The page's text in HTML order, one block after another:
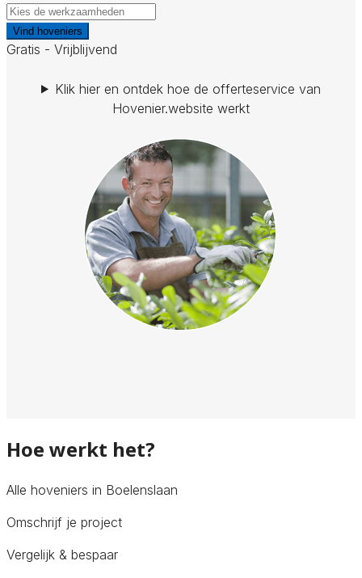
Vind hoveniers
Gratis - Vrijblijvend
Klik hier en ontdek hoe de offerteservice van
Hovenier.website werkt
Hoe werkt het?
Alle hoveniers in Boelenslaan
Omschrijf je project
Vergelijk & bespaar